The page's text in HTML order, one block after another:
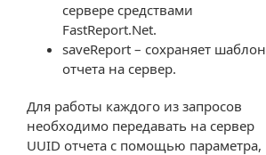
сервере средствами
FastReport.Net.
saveReport – сохраняет шаблон
отчета на сервер.
Для работы каждого из запросов
необходимо передавать на сервер
UUID отчета с помощью параметра,